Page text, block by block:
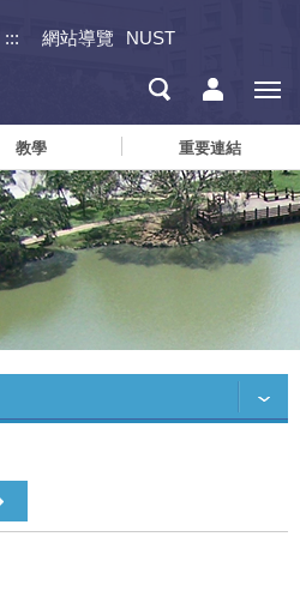
::: 網站導覽 NUST
教學 重要連結